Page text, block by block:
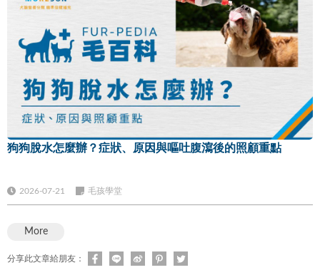
狗狗脫水怎麼辦？症狀、原因與嘔吐腹瀉後的照顧重點
2026-07-21 毛孩學堂
More
分享此文章給朋友：